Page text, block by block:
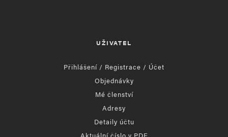
UŽIVATEL
Přihlášení / Registrace / Účet
Objednávky
Mé členství
Adresy
Detaily účtu